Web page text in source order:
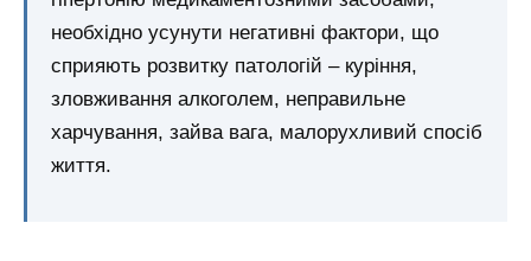
необхідно усунути негативні фактори, що
сприяють розвитку патологій – куріння,
зловживання алкоголем, неправильне
харчування, зайва вага, малорухливий спосіб
життя.